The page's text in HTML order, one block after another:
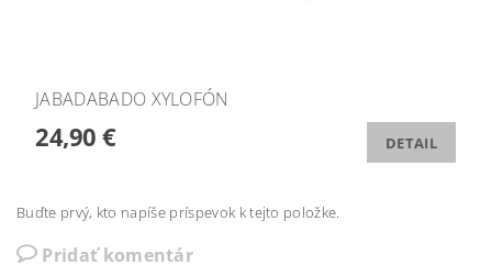
JABADABADO XYLOFÓN
24,90 € DETAIL
Buďte prvý, kto napíše príspevok k tejto položke.
Pridať komentár